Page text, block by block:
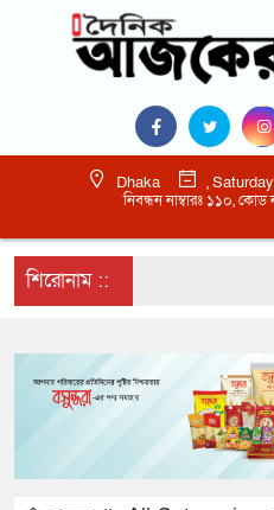
Dhaka
,
নিবন্ধন নাম্বারঃ ১১০, কোড
শিরোনাম ::